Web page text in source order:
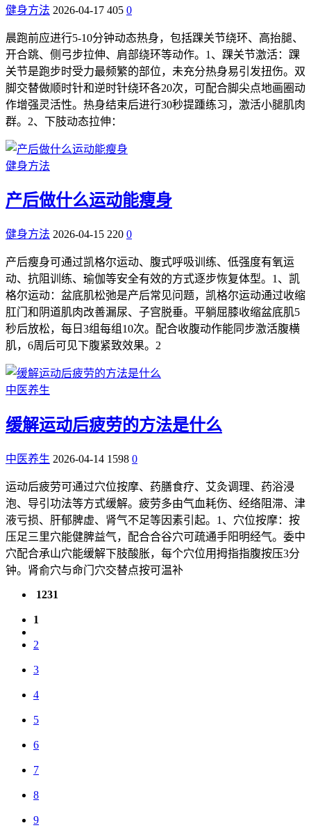
健身方法 2026-04-17 405 0
晨跑前应进行5-10分钟动态热身，包括踝关节绕环、高抬腿、
开合跳、侧弓步拉伸、肩部绕环等动作。1、踝关节激活：踝
关节是跑步时受力最频繁的部位，未充分热身易引发扭伤。双
脚交替做顺时针和逆时针绕环各20次，可配合脚尖点地画圈动
作增强灵活性。热身结束后进行30秒提踵练习，激活小腿肌肉
群。2、下肢动态拉伸：
健身方法
产后做什么运动能瘦身
健身方法 2026-04-15 220 0
产后瘦身可通过凯格尔运动、腹式呼吸训练、低强度有氧运
动、抗阻训练、瑜伽等安全有效的方式逐步恢复体型。1、凯
格尔运动：盆底肌松弛是产后常见问题，凯格尔运动通过收缩
肛门和阴道肌肉改善漏尿、子宫脱垂。平躺屈膝收缩盆底肌5
秒后放松，每日3组每组10次。配合收腹动作能同步激活腹横
肌，6周后可见下腹紧致效果。2
中医养生
缓解运动后疲劳的方法是什么
中医养生 2026-04-14 1598 0
运动后疲劳可通过穴位按摩、药膳食疗、艾灸调理、药浴浸
泡、导引功法等方式缓解。疲劳多由气血耗伤、经络阻滞、津
液亏损、肝郁脾虚、肾气不足等因素引起。1、穴位按摩：按
压足三里穴能健脾益气，配合合谷穴可疏通手阳明经气。委中
穴配合承山穴能缓解下肢酸胀，每个穴位用拇指指腹按压3分
钟。肾俞穴与命门穴交替点按可温补
1231
1
2
3
4
5
6
7
8
9